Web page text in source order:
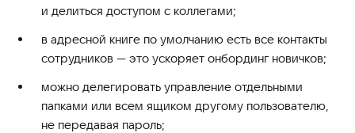
и делиться доступом с коллегами;
в адресной книге по умолчанию есть все контакты
сотрудников — это ускоряет онбординг новичков;
можно делегировать управление отдельными
папками или всем ящиком другому пользователю,
не передавая пароль;